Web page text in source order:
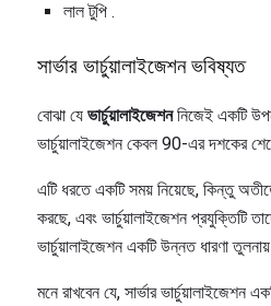
লাল টুপি .
সার্ভার ভার্চুয়ালাইজেশন ভবিষ্যত
বোঝা যে ভার্চুয়ালাইজেশননিজেই একটি
ভার্চুয়ালাইজেশন কেবল 90-এর দশকের
এটি ধরতে একটি সময় নিয়েছে, কিন্তু
করছে, এবং ভার্চুয়ালাইজেশন প্রযুক্তিটি
ভার্চুয়ালাইজেশন একটি উন্নত ধারণা
মনে রাখবেন যে, সার্ভার ভার্চুয়ালাইজেশন